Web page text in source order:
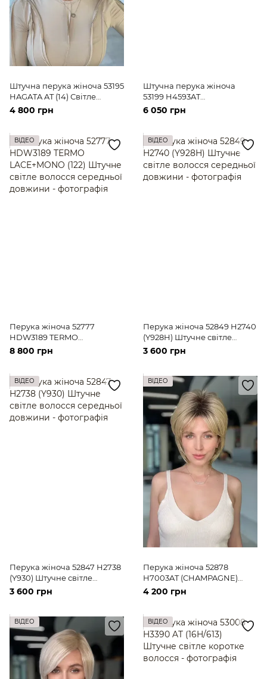
Штучна перука жіноча 53195
HAGATA AT (14) Світле
коротке волосся
4 800 грн
Штучна перука жіноча
53199 H4593AT
(CHAMPAGNE) Світле довге
волосся
6 050 грн
ВІДЕО
Перука жіноча 52777
HDW3189 TERMO
LACE+MONO (122) Штучне
світле волосся середньої
8 800 грн
ВІДЕО
Перука жіноча 52849 H2740
(Y928H) Штучне світле
волосся середньої довжини
3 600 грн
ВІДЕО
Перука жіноча 52847 H2738
(Y930) Штучне світле
волосся середньої довжини
3 600 грн
ВІДЕО
Перука жіноча 52878
H7003AT (CHAMPAGNE)
Штучне світле волосся
середньої довжини
4 200 грн
ВІДЕО ВІДЕО